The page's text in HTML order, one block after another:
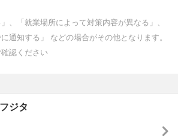
手当、作業所手当、海外勤務手当、
手当
用可能）
従業員持株会
、「就業場所によって対策内容が異なる」、
通知する」 などの場合がその他となります。
認ください
ジタ